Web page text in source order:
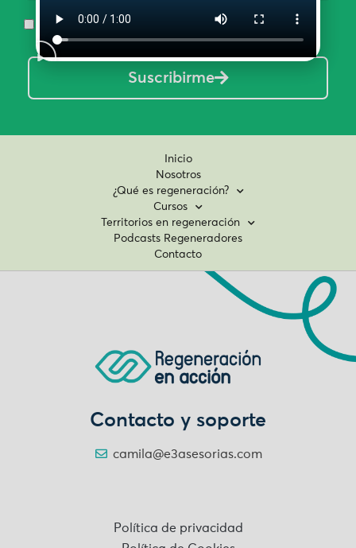
Acepto la Política de Privacidad y Uso de Datos
Suscribirme
Inicio
Nosotros
¿Qué es regeneración?
Cursos
Territorios en regeneración
Podcasts Regeneradores
Contacto
Contacto y soporte
camila@e3asesorias.com
Política de privacidad